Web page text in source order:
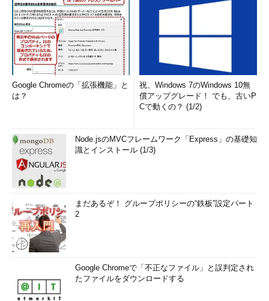
図7 Zapposにおける360°視点での商品陳列
Eコマースサイトのこれから
Google Chromeの「拡張機能」と
は？
祝、Windows 7のWindows 10無
償アップグレード！ でも、古いP
Cで動くの？ (1/2)
Node.jsのMVCフレームワーク「Express」の基礎知
識とインストール (1/3)
まだあるぞ！ グループポリシーの“鉄板”設定パート
2
Google Chromeで「不正なファイル」と誤判定され
たファイルをダウンロードする